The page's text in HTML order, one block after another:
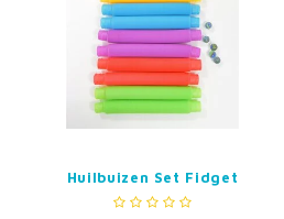
Huilbuizen Set Fidget